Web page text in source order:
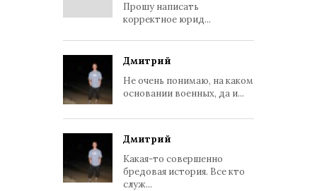
Прошу написать
корректное юрид...
Дмитрий
Не очень понимаю, на каком
основании военных, да и...
Дмитрий
Какая-то совершенно
бредовая история. Все кто
служ...